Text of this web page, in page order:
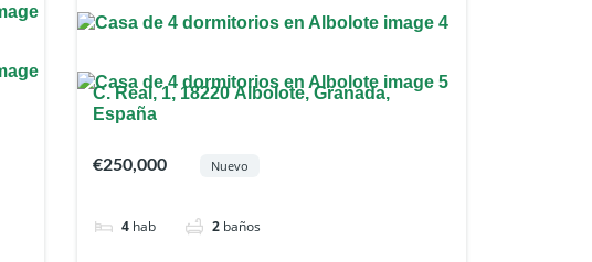
C. Real, 1, 18220 Albolote, Granada,
España
€250,000 Nuevo
4 hab 2 baños